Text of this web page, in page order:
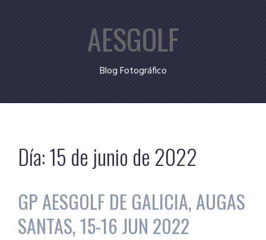
AESGOLF
Blog Fotográfico
Día:15 de junio de 2022
GP AESGOLF DE GALICIA, AUGAS
SANTAS, 15-16 JUN 2022